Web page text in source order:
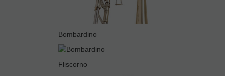
Bombardino
Fliscorno